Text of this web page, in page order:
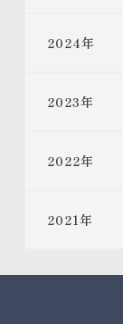
2024年
2023年
2022年
2021年